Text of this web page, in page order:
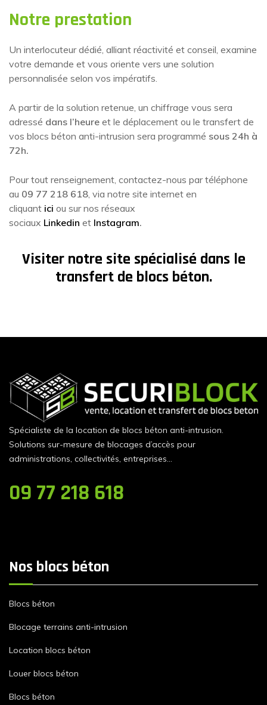
Notre prestation
Un interlocuteur dédié, alliant réactivité et conseil, examine
votre demande et vous oriente vers une solution
personnalisée selon vos impératifs.
A partir de la solution retenue, un chiffrage vous sera
adressé dans l’heure et le déplacement ou le transfert de
vos blocs béton anti-intrusion sera programmé sous 24h à
72h.
Pour tout renseignement, contactez-nous par téléphone
au 09 77 218 618 , via notre site internet en
cliquant ici ou sur nos réseaux
sociaux Linkedin et Instagram.
Visiter notre site spécialisé dans le
transfert de blocs béton.
Spécialiste de la location de blocs béton anti-intrusion.
Solutions sur-mesure de blocages d’accès pour
administrations, collectivités, entreprises…
09 77 218 618
Nos blocs béton
Blocs béton
Blocage terrains anti-intrusion
Location blocs béton
Louer blocs béton
Blocs béton